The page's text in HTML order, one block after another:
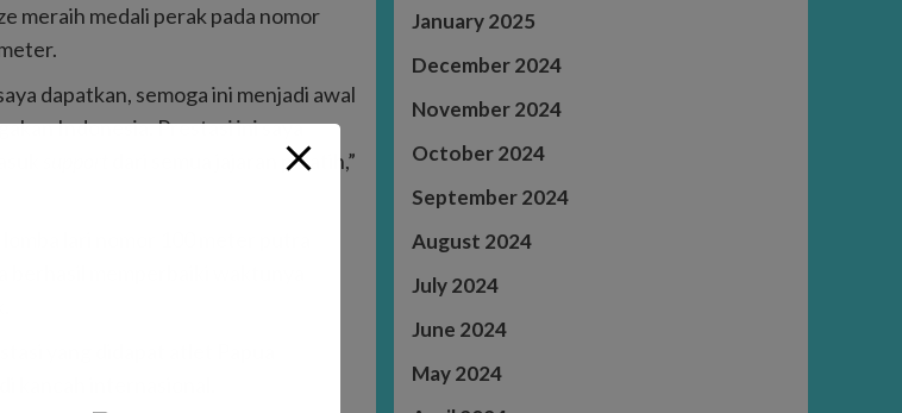
meraih medali perak pada nomor
dapatkan, semoga ini menjadi awal
Indonesia. Prestasi ini saya
dari semua jajaran pelatih,”
lari nomor 100 meter putra
memperbaiki waktunya
yang didapat atlet Papua
kancah internasional.
January 2025
December 2024
November 2024
October 2024
September 2024
August 2024
July 2024
June 2024
May 2024